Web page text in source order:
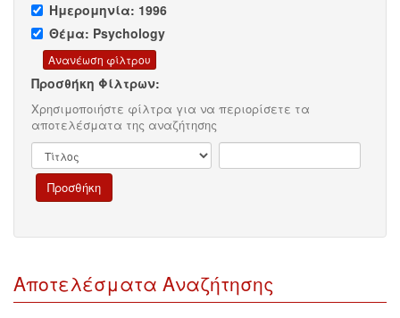
Ημερομηνία: 1996
Θέμα: Psychology
Προσθήκη Φίλτρων:
Χρησιμοποιήστε φίλτρα για να περιορίσετε τα
αποτελέσματα της αναζήτησης
Αποτελέσματα Αναζήτησης